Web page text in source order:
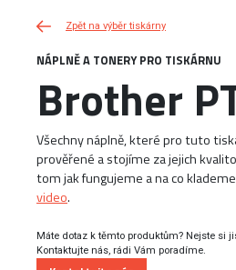
Zpět na výběr tiskárny
NÁPLNĚ A TONERY PRO TISKÁRNU
Brother
Všechny náplně, které pro tuto
prověřené a stojíme za jejich
tom jak fungujeme a na co
video.
Máte dotaz k těmto produktům? Nejste si
Kontaktujte nás, rádi Vám poradíme.